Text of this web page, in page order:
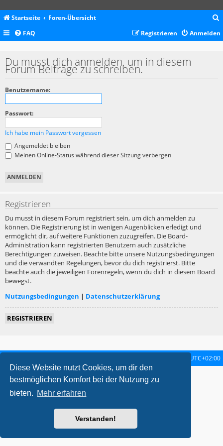
Diese Website nutzt Cookies, um dir den
bestmöglichen Komfort bei der Nutzung zu
bieten. Mehr erfahren
Verstanden!
Startseite Foren-Übersicht
c
FAQ Anmelden
Registrieren
Du musst dich anmelden, um in diesem
Forum Beiträge zu schreiben.
Benutzername:
Passwort:
Ich habe mein Passwort vergessen
Angemeldet bleiben
Meinen Online-Status während dieser Sitzung verbergen
Registrieren
Du musst in diesem Forum registriert sein, um dich anmelden zu
können. Die Registrierung ist in wenigen Augenblicken erledigt und
ermöglicht dir, auf weitere Funktionen zuzugreifen. Die Board-
Administration kann registrierten Benutzern auch zusätzliche
Berechtigungen zuweisen. Beachte bitte unsere Nutzungsbedingungen
und die verwandten Regelungen, bevor du dich registrierst. Bitte
beachte auch die jeweiligen Forenregeln, wenn du dich in diesem Board
bewegst.
Nutzungsbedingungen | Datenschutzerklärung
REGISTRIEREN
UTC+02:00
metrolike style by Eric Seguin Updated for phpBB3.2 by
Powered byphpBB ® Forum Software © phpBB Limited
Deutsche Übersetzung durch